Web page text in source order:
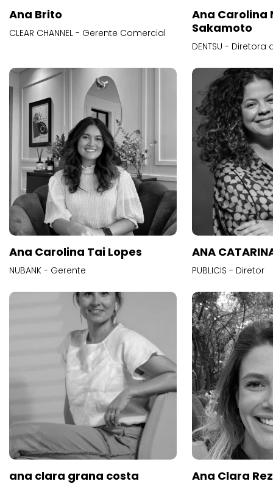
Ana Brito
CLEAR CHANNEL - Gerente Comercial
Ana Carolina
Sakamoto
DENTSU -
Ana Carolina Tai Lopes
NUBANK - Gerente
ANA
PUBLICIS - Diretor
ana clara grana costa Ana Clara